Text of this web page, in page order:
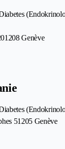
1208 Genève
51205 Genève